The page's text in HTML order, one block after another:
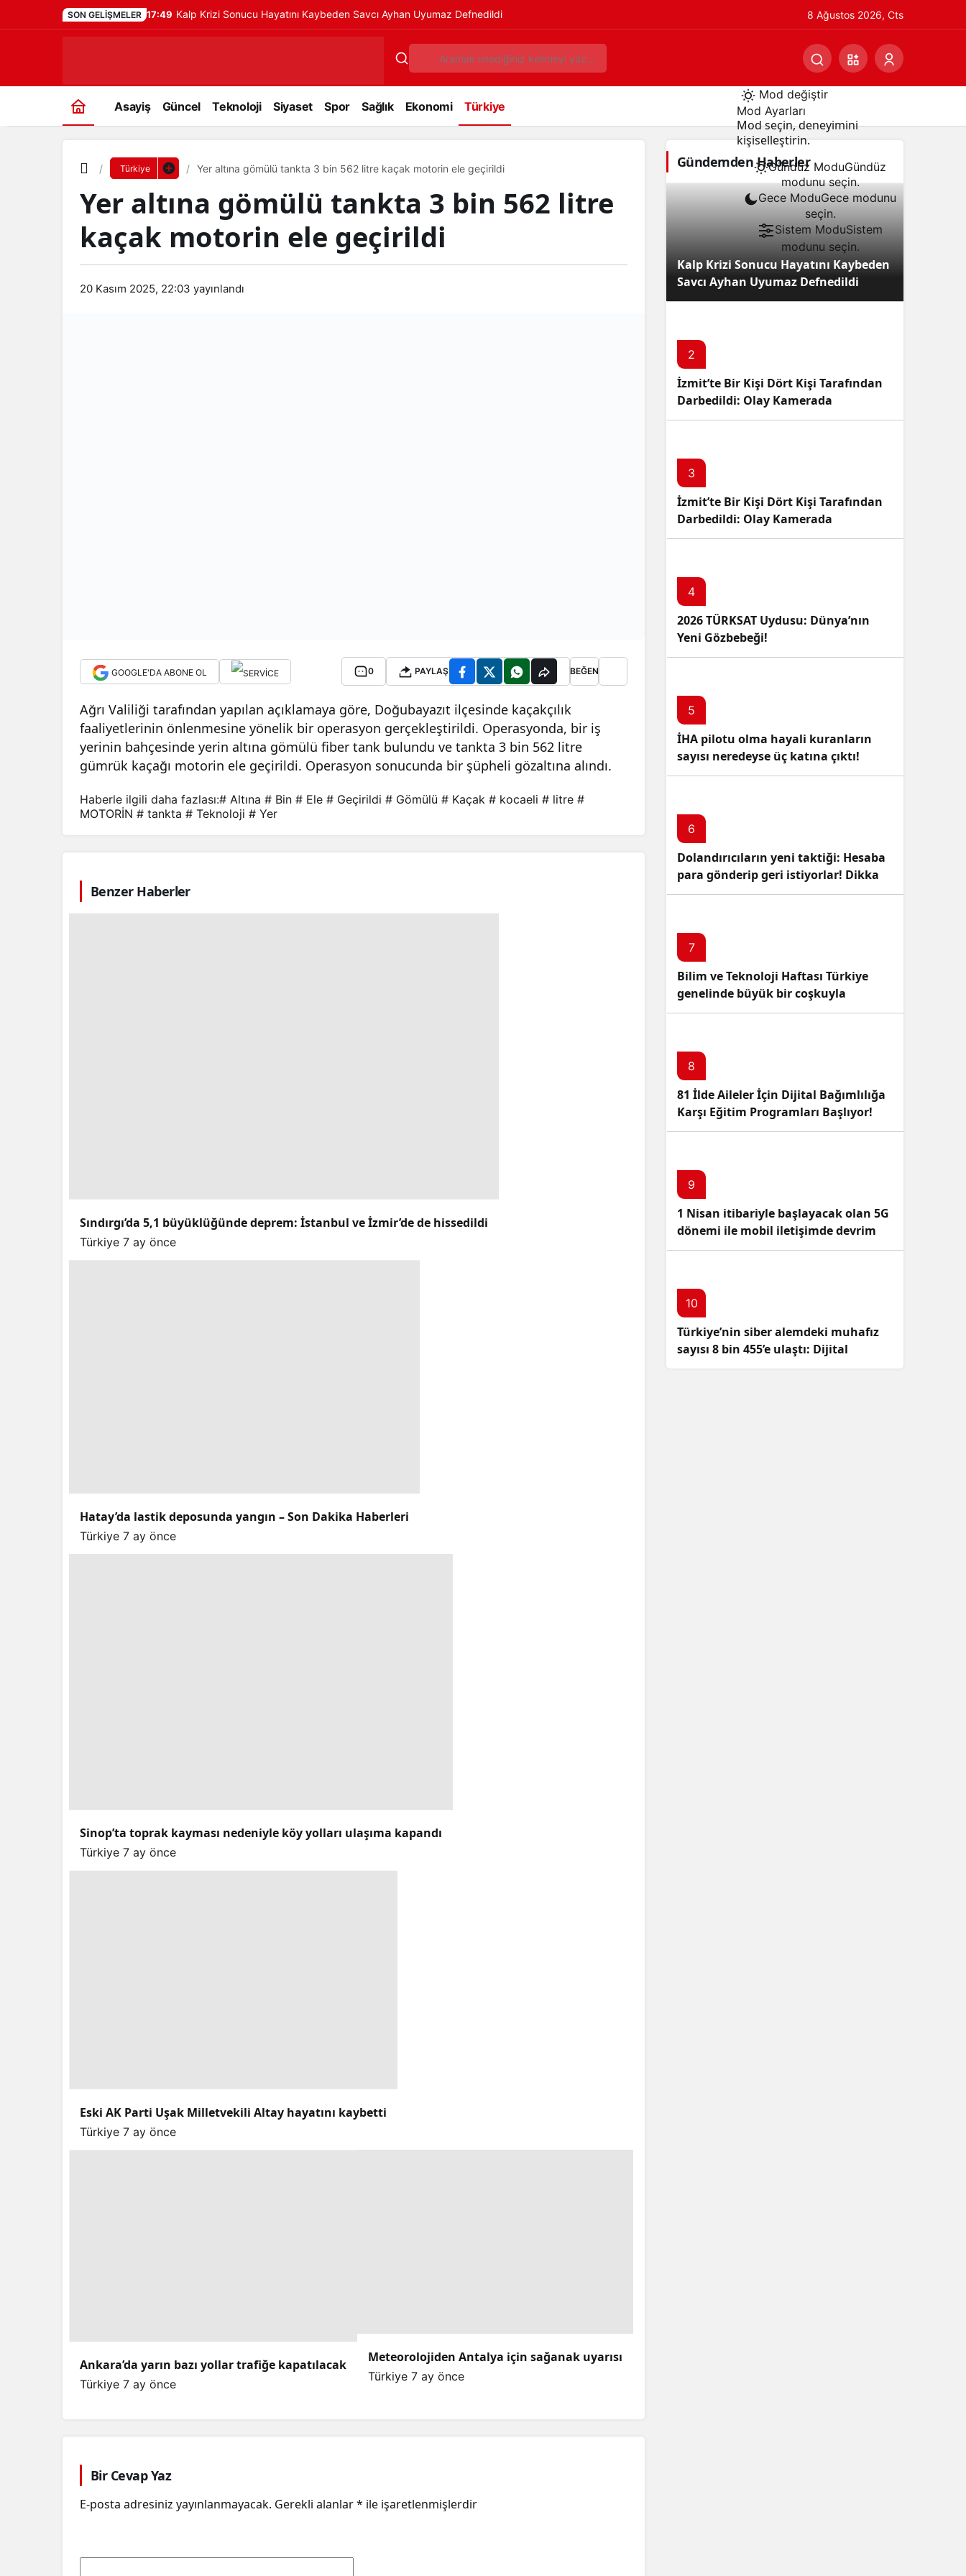
SON GELIŞMELER 17:49 Kalp Krizi Sonucu Hayatını Kaybeden Savcı Ayhan Uyumaz Defnedildi 8 Ağustos 2026, Cts
Asayiş Güncel Teknoloji Siyaset Spor Sağlık Ekonomi Türkiye
Mod değiştir
Mod Ayarları
Mod seçin, deneyimini
kişiselleştirin.
Gündüz ModuGündüz
modunu seçin.
Gece ModuGece modunu
seçin.
Sistem ModuSistem
modunu seçin.
Türkiye Yer altına gömülü tankta 3 bin 562 litre kaçak motorin ele geçirildi
Yer altına gömülü tankta 3 bin 562 litre
kaçak motorin ele geçirildi
20 Kasım 2025, 22:03 yayınlandı
GOOGLE'DA ABONE OL 0 PAYLAŞ BEĞEN
Ağrı Valiliği tarafından yapılan açıklamaya göre, Doğubayazıt ilçesinde kaçakçılık
faaliyetlerinin önlenmesine yönelik bir operasyon gerçekleştirildi. Operasyonda, bir iş
yerinin bahçesinde yerin altına gömülü fiber tank bulundu ve tankta 3 bin 562 litre
gümrük kaçağı motorin ele geçirildi. Operasyon sonucunda bir şüpheli gözaltına alındı.
Haberle ilgili daha fazlası:# Altına # Bin # Ele # Geçirildi # Gömülü # Kaçak # kocaeli # litre #
MOTORİN # tankta # Teknoloji # Yer
Benzer Haberler
Sındırgı’da 5,1 büyüklüğünde deprem: İstanbul ve İzmir’de de hissedildi
Türkiye 7 ay önce
Hatay’da lastik deposunda yangın – Son Dakika Haberleri
Türkiye 7 ay önce
Sinop’ta toprak kayması nedeniyle köy yolları ulaşıma kapandı
Türkiye 7 ay önce
Eski AK Parti Uşak Milletvekili Altay hayatını kaybetti
Türkiye 7 ay önce
Ankara’da yarın bazı yollar trafiğe kapatılacak
Türkiye 7 ay önce
Meteorolojiden Antalya için sağanak uyarısı
Türkiye 7 ay önce
Bir Cevap Yaz
E-posta adresiniz yayınlanmayacak. Gerekli alanlar* ile işaretlenmişlerdir
Gündemden Haberler
Kalp Krizi Sonucu Hayatını Kaybeden
Savcı Ayhan Uyumaz Defnedildi
2
İzmit’te Bir Kişi Dört Kişi Tarafından
Darbedildi: Olay Kamerada
3
İzmit’te Bir Kişi Dört Kişi Tarafından
Darbedildi: Olay Kamerada
4
2026 TÜRKSAT Uydusu: Dünya’nın
Yeni Gözbebeği!
5
İHA pilotu olma hayali kuranların
sayısı neredeyse üç katına çıktı!
6
Dolandırıcıların yeni taktiği: Hesaba
para gönderip geri istiyorlar! Dikkat
Edin!
7
Bilim ve Teknoloji Haftası Türkiye
genelinde büyük bir coşkuyla
kutlandı: İşte Etkinlikler ve
8
81 İlde Aileler İçin Dijital Bağımlılığa
Karşı Eğitim Programları Başlıyor!
9
1 Nisan itibariyle başlayacak olan 5G
dönemi ile mobil iletişimde devrim
başlıyor!
10
Türkiye’nin siber alemdeki muhafız
sayısı 8 bin 455’e ulaştı: Dijital